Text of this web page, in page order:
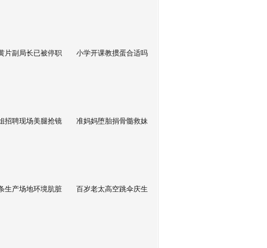
片副局长已被停职 小学开课教掼蛋合适吗
招聘现场美腿抢镜 准妈妈堕胎捐骨髓救妹
生产场地环境肮脏 百岁老太高空跳伞庆生